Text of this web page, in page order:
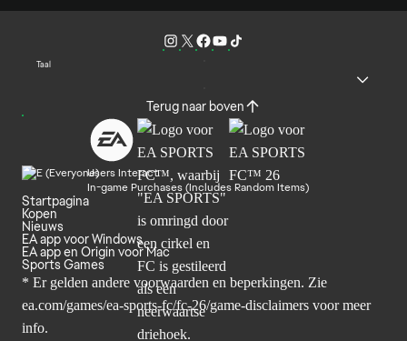
Taal
Terug naar boven
Users Interact
In-game Purchases (Includes Random Items)
Startpagina
Kopen
Nieuws
EA app voor Windows
EA app en Origin voor Mac
Sports Games
* Er gelden andere voorwaarden en beperkingen. Zie
ea.com/games/ea-sports-fc/fc-26/game-disclaimers voor meer
info.